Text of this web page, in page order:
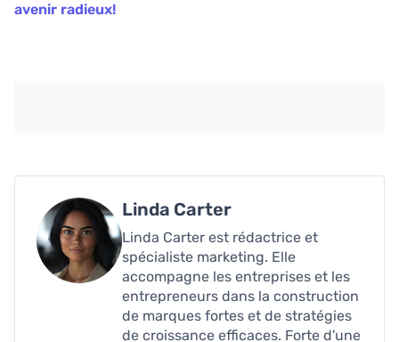
avenir radieux!
Linda Carter
Linda Carter est rédactrice et
spécialiste marketing. Elle
accompagne les entreprises et les
entrepreneurs dans la construction
de marques fortes et de stratégies
de croissance efficaces. Forte d'une